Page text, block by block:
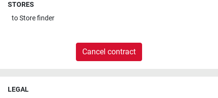
STORES
toStore finder
Cancel contract
LEGAL